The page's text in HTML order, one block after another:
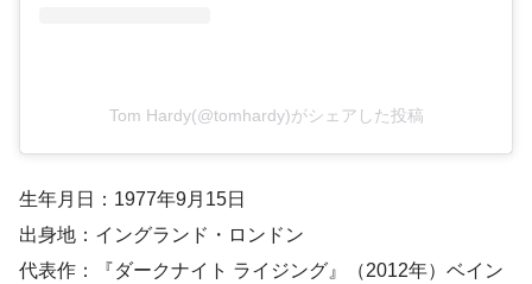
Tom Hardy(@tomhardy)がシェアした投稿
生年月日：1977年9月15日
出身地：イングランド・ロンドン
代表作：『ダークナイト ライジング』（2012年）ベイン